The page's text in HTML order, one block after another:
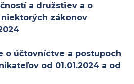
a družstiev a o
zákonov
o účtovníctve a postupoch
od 01.01.2024 a od